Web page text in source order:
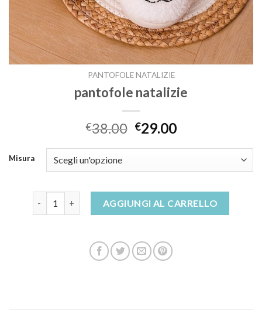
PANTOFOLE NATALIZIE
pantofole natalizie
€38.00 €29.00
Misura
AGGIUNGI AL CARRELLO